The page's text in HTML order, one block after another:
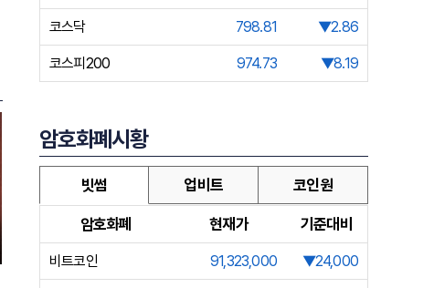
코스닥 798.81 ▼2.86
코스피200 974.73 ▼8.19
암호화폐시황
빗썸 업비트 코인원
암호화폐 현재가 기준대비
비트코인 91,323,000 ▼24,000